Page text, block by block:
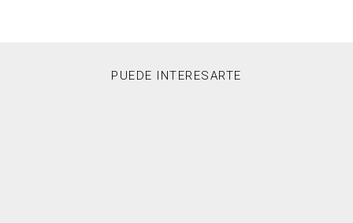
PUEDE INTERESARTE